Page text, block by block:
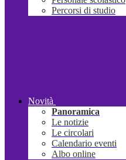
Percorsi di studio
Novità
Panoramica
Le notizie
Le circolari
Calendario eventi
Albo online